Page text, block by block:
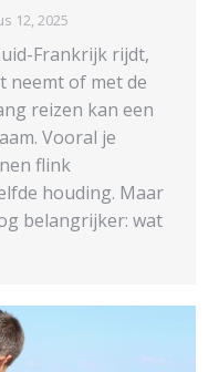
12, 2025
Frankrijk rijdt,
neemt of met de
reizen kan een
Vooral je
flink
houding. Maar
belangrijker: wat